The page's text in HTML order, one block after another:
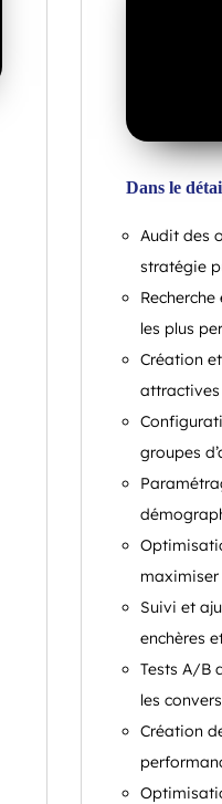
Dans le
Audit des
stratégie
les plus
Création
attractives
groupes
maximiser
Suivi et
enchères
Tests A/B
les
Création